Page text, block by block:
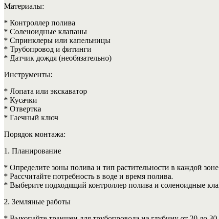
Материалы:
* Контроллер полива
* Соленоидные клапаны
* Спринклеры или капельницы
* Трубопровод и фитинги
* Датчик дождя (необязательно)
Инструменты:
* Лопата или экскаватор
* Кусачки
* Отвертка
* Гаечный ключ
Порядок монтажа:
1. Планирование
* Определите зоны полива и тип растительности в каждой
* Рассчитайте потребность в воде и время полива.
* Выберите подходящий контроллер полива и соленоидные
2. Земляные работы